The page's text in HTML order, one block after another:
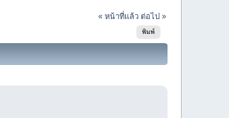
« หน้าที่แล้ว ต่อไป »
พิมพ์